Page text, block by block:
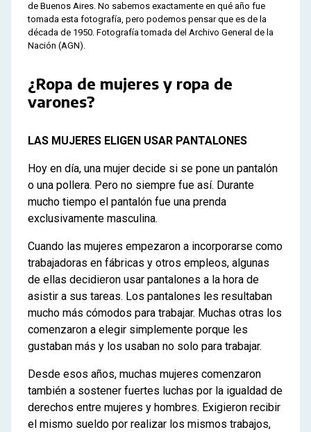
de Buenos Aires. No sabemos exactamente en qué año fue
tomada esta fotografía, pero podemos pensar que es de la
década de 1950. Fotografía tomada del Archivo General de la
Nación (AGN).
¿Ropa de mujeres y ropa de
varones?
LAS MUJERES ELIGEN USAR PANTALONES
Hoy en día, una mujer decide si se pone un pantalón
o una pollera. Pero no siempre fue así. Durante
mucho tiempo el pantalón fue una prenda
exclusivamente masculina.
Cuando las mujeres empezaron a incorporarse como
trabajadoras en fábricas y otros empleos, algunas
de ellas decidieron usar pantalones a la hora de
asistir a sus tareas. Los pantalones les resultaban
mucho más cómodos para trabajar. Muchas otras los
comenzaron a elegir simplemente porque les
gustaban más y los usaban no solo para trabajar.
Desde esos años, muchas mujeres comenzaron
también a sostener fuertes luchas por la igualdad de
derechos entre mujeres y hombres. Exigieron recibir
el mismo sueldo por realizar los mismos trabajos,